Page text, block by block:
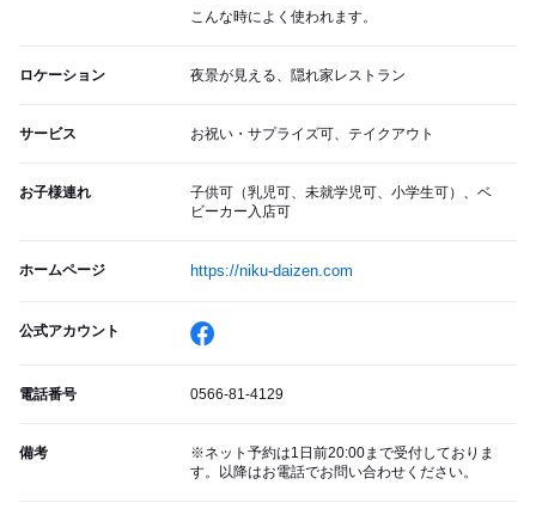
こんな時によく使われます。
ロケーション 夜景が見える、隠れ家レストラン
サービス お祝い・サプライズ可、テイクアウト
お子様連れ
子供可（乳児可、未就学児可、小学生可）、ベ
ビーカー入店可
ホームページ https://niku-daizen.com
公式アカウント
電話番号 0566-81-4129
備考
※ネット予約は1日前20:00まで受付しておりま
す。以降はお電話でお問い合わせください。